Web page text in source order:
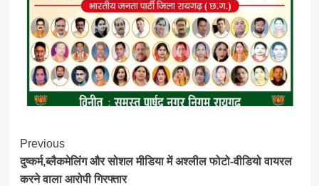
Post
Navigation
Previous
दुष्कर्म,ब्लैकमेलिंग और सोशल मीडिया में अश्लील फोटो-वीडियो वायरल
करने वाला आरोपी गिरफ्तार